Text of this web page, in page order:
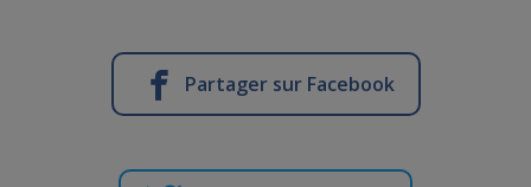
Partager sur Facebook